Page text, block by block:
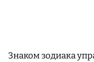
Знаком зодиака